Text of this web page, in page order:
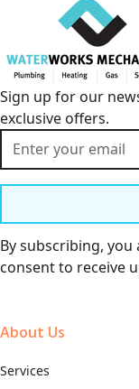
Sign up for our
exclusive offers.
By subscribing, you
consent to receive
About Us
Services